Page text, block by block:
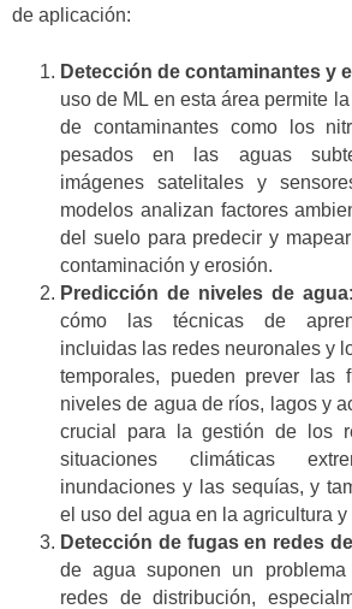
de aplicación:
Detección de contaminantes y
uso de ML en esta área permite
de contaminantes como los
pesados en las aguas
imágenes satelitales y
modelos analizan factores
del suelo para predecir y
contaminación y erosión.
Predicción de niveles de agua
cómo las técnicas de
incluidas las redes neuronales y
temporales, pueden prever las
niveles de agua de ríos, lagos y
crucial para la gestión de los
situaciones climáticas
inundaciones y las sequías, y
el uso del agua en la agricultura y
Detección de fugas en redes
de agua suponen un
redes de distribución,